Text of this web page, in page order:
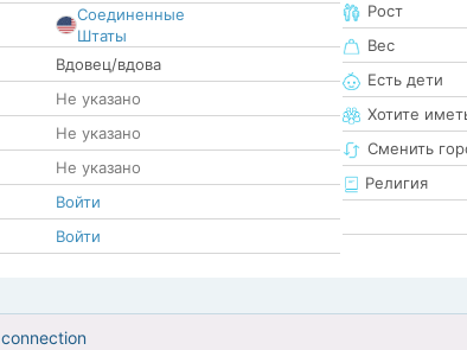
Соединенные
Штаты
Вдовец/вдова
Не указано
Не указано
Не указано
Войти
Войти
Рост
Вес
Есть дети
Хотите
Сменить
Религия